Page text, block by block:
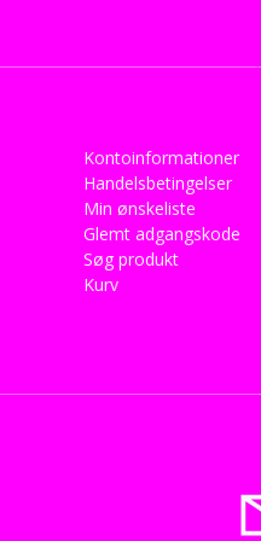
Kontoinformationer
Handelsbetingelser
Min ønskeliste
Glemt adgangskode
Søg produkt
Kurv